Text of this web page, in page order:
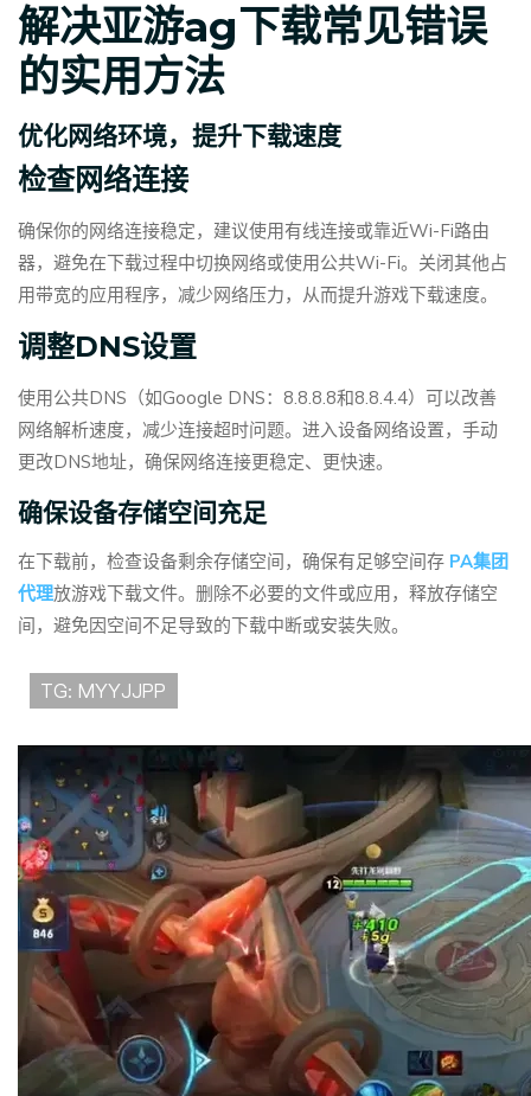
解决亚游ag下载常见错误
的实用方法
优化网络环境，提升下载速度
检查网络连接
确保你的网络连接稳定，建议使用有线连接或靠近Wi-Fi路由
器，避免在下载过程中切换网络或使用公共Wi-Fi。关闭其他占
用带宽的应用程序，减少网络压力，从而提升游戏下载速度。
调整DNS设置
使用公共DNS（如Google DNS：8.8.8.8和8.8.4.4）可以改善
网络解析速度，减少连接超时问题。进入设备网络设置，手动
更改DNS地址，确保网络连接更稳定、更快速。
确保设备存储空间充足
在下载前，检查设备剩余存储空间，确保有足够空间存 PA集团
代理放游戏下载文件。删除不必要的文件或应用，释放存储空
间，避免因空间不足导致的下载中断或安装失败。